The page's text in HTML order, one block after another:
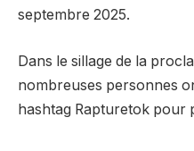
septembre 2025.
Dans le sillage de la
nombreuses personnes
hashtag Rapturetok pour